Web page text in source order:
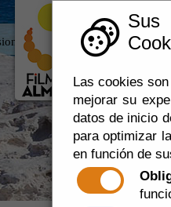
Las cookies
mejorar su
datos de inicio
para optimizar
en función de
Rodar en Almería 360